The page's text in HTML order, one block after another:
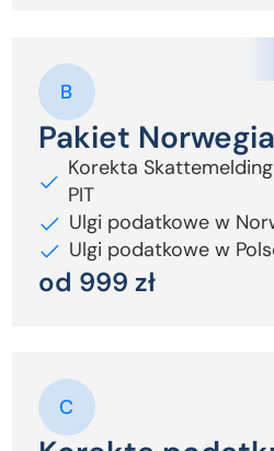
Pakiet
Korekta
PIT
Ulgi podatkowe w
Ulgi podatkowe w
od 999 zł